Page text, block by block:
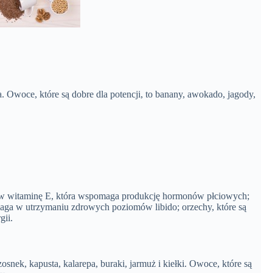
które są dobre dla potencji, to banany, awokado, jagody,
witaminę E, która wspomaga produkcję hormonów płciowych;
w utrzymaniu zdrowych poziomów libido; orzechy, które są
kapusta, kalarepa, buraki, jarmuż i kiełki. Owoce, które są